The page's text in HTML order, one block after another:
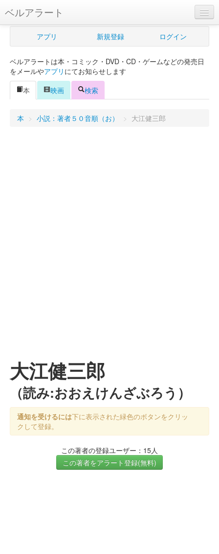
ベルアラート
ベルアラートとは
新規登録
ログイン
アプリ 新規登録 ログイン
ベルアラートは本・コミック・DVD・CD・ゲームなどの発売日
をメールやアプリ にてお知らせします
本
映画 検索
本 > 小説：著者５０音順（お） > 大江健三郎
大江健三郎
（読み:おおえけんざぶろう）
通知を受けるには下に表示された緑色のボタンをクリッ
クして登録。
この著者の登録ユーザー：15人
この著者をアラート登録(無料)